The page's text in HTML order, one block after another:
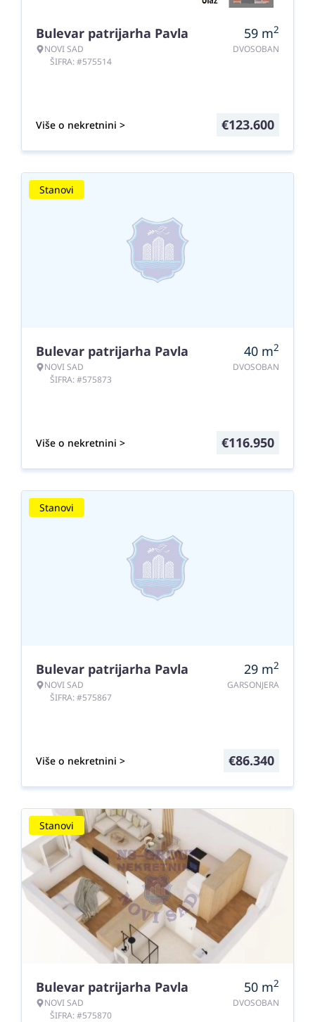
Bulevar patrijarha Pavla
NOVI SAD
ŠIFRA: #575514
59 m2
DVOSOBAN
Više o nekretnini > €123.600
Stanovi
Bulevar patrijarha Pavla
NOVI SAD
ŠIFRA: #575873
40 m2
DVOSOBAN
Više o nekretnini > €116.950
Stanovi
Bulevar patrijarha Pavla
NOVI SAD
ŠIFRA: #575867
29 m2
GARSONJERA
Više o nekretnini > €86.340
Stanovi
Bulevar patrijarha Pavla
NOVI SAD
ŠIFRA: #575870
50 m2
DVOSOBAN